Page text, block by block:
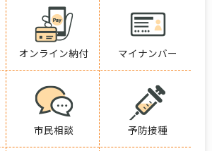
オンライン納付 マイナンバー
市民相談 予防接種